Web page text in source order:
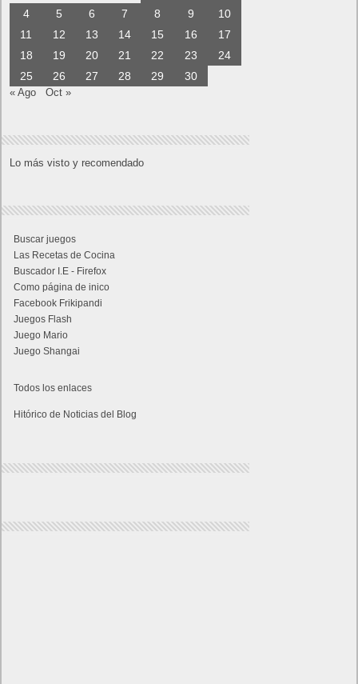
4
5 6 7 8 9
10
11
12 13 14 15 16
17
18
19 20 21 22 23
24
25
26 27 28 29 30
« Ago Oct »
Lo más visto y recomendado
Buscar juegos
Las Recetas de Cocina
Buscador I.E - Firefox
Como página de inico
Facebook Frikipandi
Juegos Flash
Juego Mario
Juego Shangai
Todos los enlaces
Hitórico de Noticias del Blog